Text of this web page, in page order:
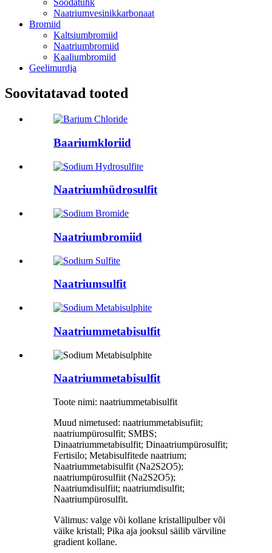
Naatriumvesinikkarbonaat
Bromiid
Kaltsiumbromiid
Naatriumbromiid
Kaaliumbromiid
Geelimurdja
Soovitatavad tooted
Baariumkloriid
Naatriumhüdrosulfit
Naatriumbromiid
Naatriumsulfit
Naatriummetabisulfit
Naatriummetabisulfit
Toote nimi: naatriummetabisulfit
Muud nimetused: naatriummetabisufiit;
naatriumpürosulfit; SMBS;
Dinaatriummetabisulfit; Dinaatriumpürosulfit;
Fertisilo; Metabisulfitede naatrium;
Naatriummetabisulfit (Na2S2O5);
naatriumpürosulfiit (Na2S2O5);
Naatriumdisulfiit; naatriumdisulfit;
Naatriumpürosulfit.
Välimus: valge või kollane kristallipulber või
väike kristall; Pika aja jooksul säilib värviline
gradient kollane.